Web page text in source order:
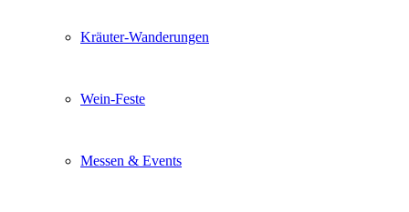
Kräuter-Wanderungen
Wein-Feste
Messen & Events